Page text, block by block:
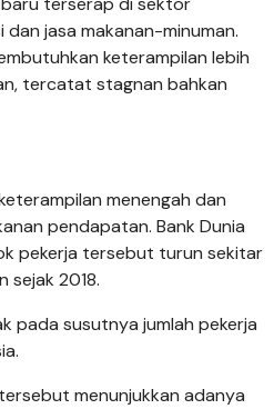
jasa makanan-minuman.
keterampilan lebih
tercatat stagnan bahkan
menengah dan
pendapatan. Bank Dunia
pekerja tersebut turun sekitar
sejak 2018.
pada susutnya jumlah pekerja
menunjukkan adanya